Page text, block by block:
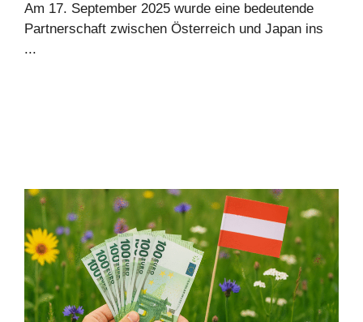
Am 17. September 2025 wurde eine bedeutende
Partnerschaft zwischen Österreich und Japan ins
...